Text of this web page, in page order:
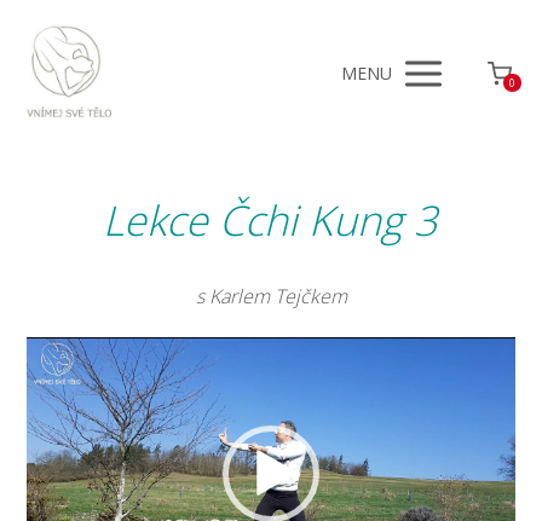
MENU 0
Lekce Čchi Kung 3
s Karlem Tejčkem
Video
přehrávač